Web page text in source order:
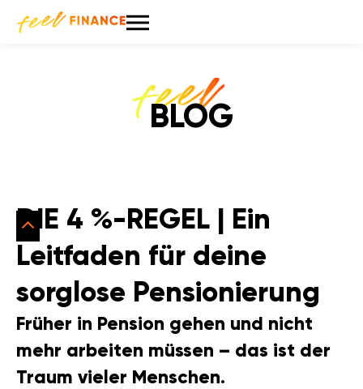
BLOG
DIE 4 %-REGEL | Ein
Leitfaden für deine
sorglose Pensionierung
Früher in Pension gehen und nicht
mehr arbeiten müssen – das ist der
Traum vieler Menschen.